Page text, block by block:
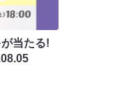
当たる!